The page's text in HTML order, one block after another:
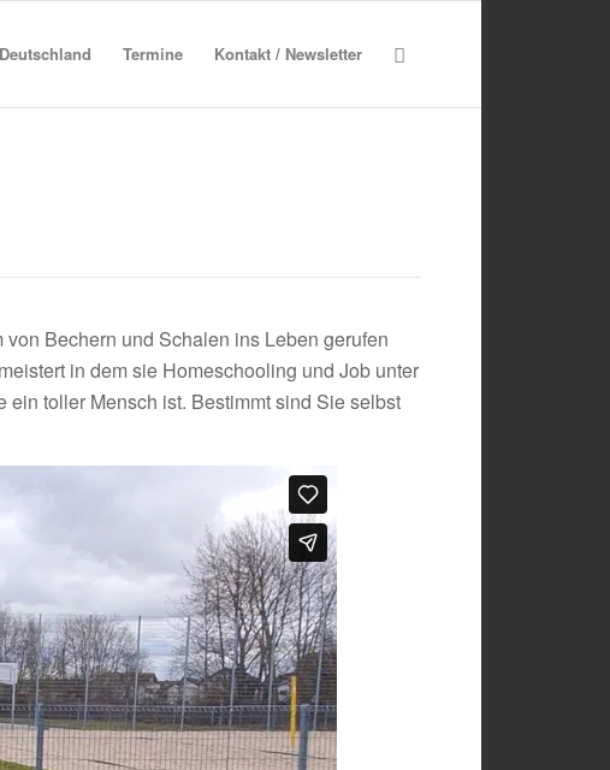
Termine Kontakt / Newsletter
Bechern und Schalen ins Leben gerufen
in dem sie Homeschooling und Job unter
toller Mensch ist. Bestimmt sind Sie selbst